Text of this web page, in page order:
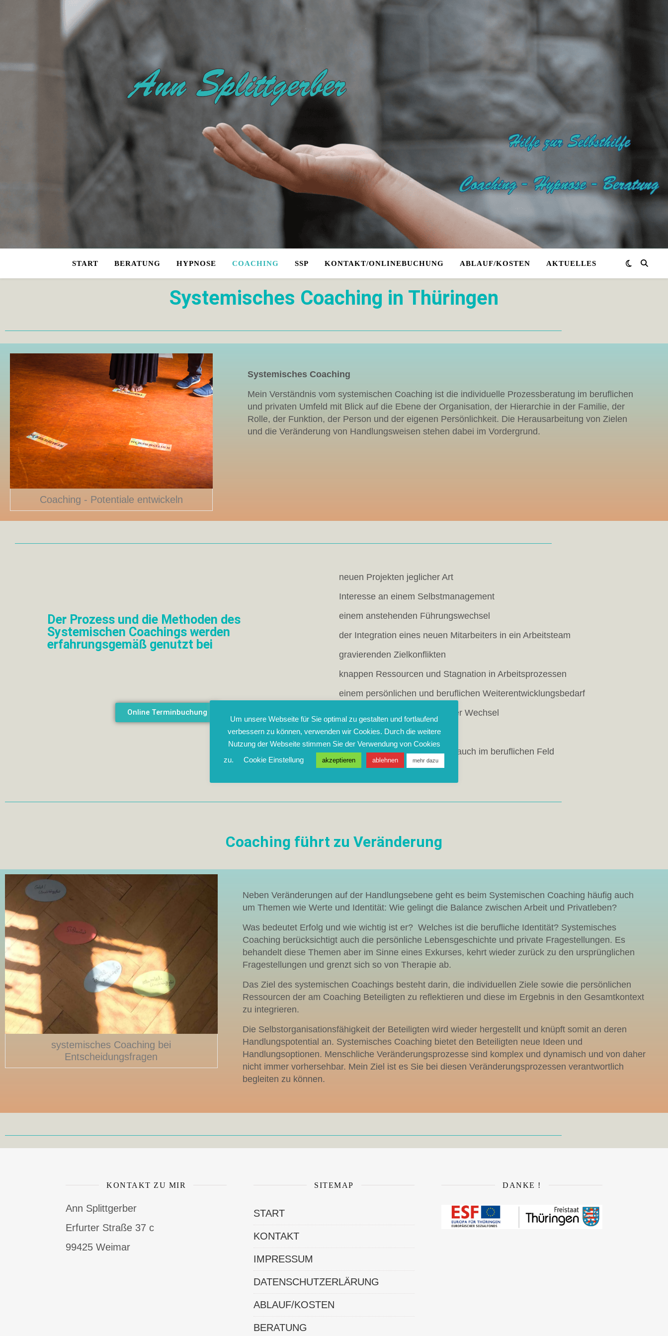
START BERATUNG HYPNOSE COACHING SSP KONTAKT/ONLINEBUCHUNG ABLAUF/KOSTEN AKTUELLES
Systemisches Coaching in Thüringen
Coaching - Potentiale entwickeln
Systemisches Coaching
Mein Verständnis vom systemischen Coaching ist die individuelle Prozessberatung im beruflichen
und privaten Umfeld mit Blick auf die Ebene der Organisation, der Hierarchie in der Familie, der
Rolle, der Funktion, der Person und der eigenen Persönlichkeit. Die Herausarbeitung von Zielen
und die Veränderung von Handlungsweisen stehen dabei im Vordergrund.
Der Prozess und die Methoden des
Systemischen Coachings werden
erfahrungsgemäß genutzt bei
Online Terminbuchung
neuen Projekten jeglicher Art
Interesse an einem Selbstmanagement
einem anstehenden Führungswechsel
der Integration eines neuen Mitarbeiters in ein Arbeitsteam
gravierenden Zielkonflikten
knappen Ressourcen und Stagnation in Arbeitsprozessen
einem persönlichen und beruflichen Weiterentwicklungsbedarf
beruflichem Widereinstieg oder Wechsel
persönlichen Lebenskrisen
hohem Stress im privaten als auch im beruflichen Feld
Konflikten jeglicher Natur
Coaching führt zu Veränderung
systemisches Coaching bei
Entscheidungsfragen
Neben Veränderungen auf der Handlungsebene geht es beim Systemischen Coaching häufig auch
um Themen wie Werte und Identität: Wie gelingt die Balance zwischen Arbeit und Privatleben?
Was bedeutet Erfolg und wie wichtig ist er? Welches ist die berufliche Identität? Systemisches
Coaching berücksichtigt auch die persönliche Lebensgeschichte und private Fragestellungen. Es
behandelt diese Themen aber im Sinne eines Exkurses, kehrt wieder zurück zu den ursprünglichen
Fragestellungen und grenzt sich so von Therapie ab.
Das Ziel des systemischen Coachings besteht darin, die individuellen Ziele sowie die persönlichen
Ressourcen der am Coaching Beteiligten zu reflektieren und diese im Ergebnis in den Gesamtkontext
zu integrieren.
Die Selbstorganisationsfähigkeit der Beteiligten wird wieder hergestellt und knüpft somit an deren
Handlungspotential an. Systemisches Coaching bietet den Beteiligten neue Ideen und
Handlungsoptionen. Menschliche Veränderungsprozesse sind komplex und dynamisch und von daher
nicht immer vorhersehbar. Mein Ziel ist es Sie bei diesen Veränderungsprozessen verantwortlich
begleiten zu können.
KONTAKT ZU MIR
Ann Splittgerber
Erfurter Straße 37 c
99425 Weimar
SITEMAP
START
KONTAKT
IMPRESSUM
DATENSCHUTZERLÄRUNG
ABLAUF/KOSTEN
BERATUNG
DANKE !
Um unsere Webseite für Sie optimal zu gestalten und fortlaufend
verbessern zu können, verwenden wir Cookies. Durch die weitere
Nutzung der Webseite stimmen Sie der Verwendung von Cookies
zu.
Cookie Einstellung akzeptieren ablehnen mehr dazu